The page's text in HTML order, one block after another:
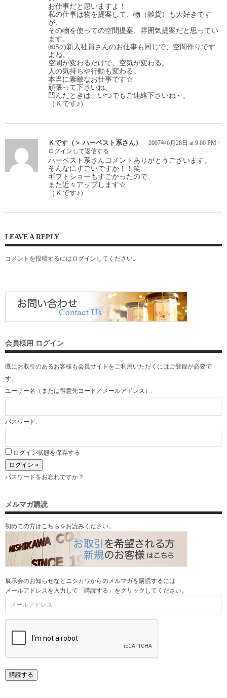
お仕事だと思いますよ！
私の仕事は物を提案して、物（雑貨）も大好きです
が、
その物を使っての空間提案、雰囲気提案だと思ってい
ます。
㈱Sの新入社員さんのお仕事も同じで、空間作りです
よね。
空間が変わるだけで、空気が変わる。
人の気持ちや行動も変わる。
本当に素敵なお仕事です☆
頑張って下さいね。
凹んだときは、いつでもご連絡下さいね～。
（Ｋです♪）
Ｋです（＞ ハーベスト系さん） 2007年6月28日 at 9:00 PM ·
ログインして返信する
ハーベスト系さんコメントありがとうございます。
そんなにすごいですか！！笑
ギフトショーもすごかったので、
また近々アップします☆
（Ｋです♪）
LEAVE A REPLY
コメントを投稿するには ログイン してください。
会員様用 ログイン
既にお取引のあるお客様も会員サイトをご利用いただくにはご登録が必要で
す。
ユーザー名（または得意先コード／メールアドレス）:
パスワード:
ログイン状態を保存する
パスワードをお忘れですか？
メルマガ購読
初めての方はこちらをお読みください。
展示会のお知らせなどニシカワからのメルマガを購読するには
メールアドレスを入力して「購読する」をクリックしてください。